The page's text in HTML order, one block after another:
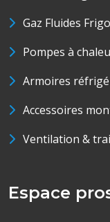
Gaz Fluides
Pompes à
Armoires
Accessoires
Ventilation &
Espace